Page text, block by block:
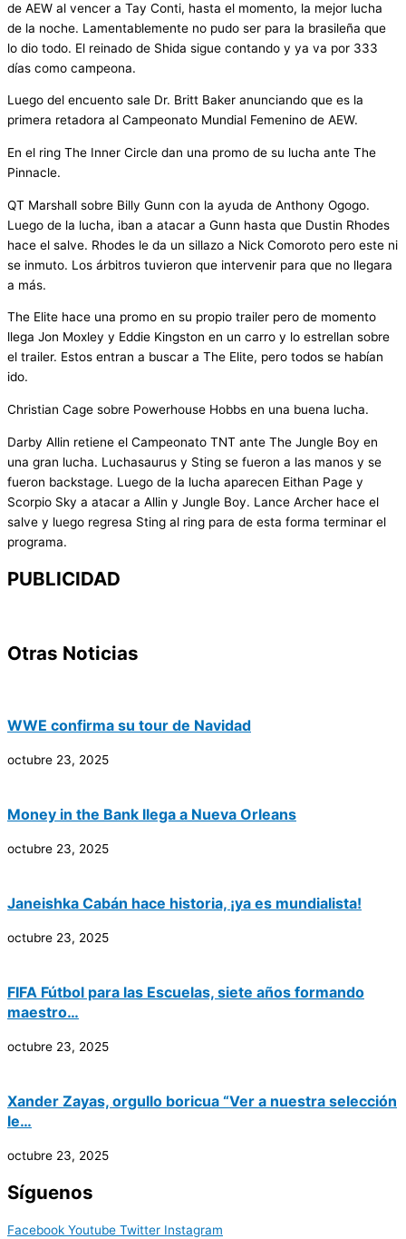
de AEW al vencer a Tay Conti, hasta el momento, la mejor lucha
de la noche. Lamentablemente no pudo ser para la brasileña que
lo dio todo. El reinado de Shida sigue contando y ya va por 333
días como campeona.
Luego del encuento sale Dr. Britt Baker anunciando que es la
primera retadora al Campeonato Mundial Femenino de AEW.
En el ring The Inner Circle dan una promo de su lucha ante The
Pinnacle.
QT Marshall sobre Billy Gunn con la ayuda de Anthony Ogogo.
Luego de la lucha, iban a atacar a Gunn hasta que Dustin Rhodes
hace el salve. Rhodes le da un sillazo a Nick Comoroto pero este ni
se inmuto. Los árbitros tuvieron que intervenir para que no llegara
a más.
The Elite hace una promo en su propio trailer pero de momento
llega Jon Moxley y Eddie Kingston en un carro y lo estrellan sobre
el trailer. Estos entran a buscar a The Elite, pero todos se habían
ido.
Christian Cage sobre Powerhouse Hobbs en una buena lucha.
Darby Allin retiene el Campeonato TNT ante The Jungle Boy en
una gran lucha. Luchasaurus y Sting se fueron a las manos y se
fueron backstage. Luego de la lucha aparecen Eithan Page y
Scorpio Sky a atacar a Allin y Jungle Boy. Lance Archer hace el
salve y luego regresa Sting al ring para de esta forma terminar el
programa.
PUBLICIDAD
Otras Noticias
WWE confirma su tour de Navidad
octubre 23, 2025
Money in the Bank llega a Nueva Orleans
octubre 23, 2025
Janeishka Cabán hace historia, ¡ya es mundialista!
octubre 23, 2025
FIFA Fútbol para las Escuelas, siete años formando
maestro…
octubre 23, 2025
Xander Zayas, orgullo boricua “Ver a nuestra selección
le…
octubre 23, 2025
Síguenos
Facebook Youtube Twitter Instagram